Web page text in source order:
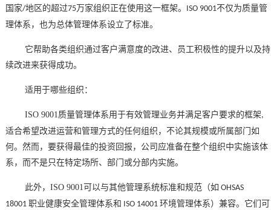
国家/地区的超过75万家组织正在使用这一框架。 ISO 9001不仅为质量管
理体系，也为总体管理体系设立了标准。
它帮助各类组织通过客户满意度的改进、员工积极性的提升以及持
续改进来获得成功。
适用于哪些组织：
ISO 9001质量管理体系用于有效管理业务并满足客户要求的框架,
适合希望改进运营和管理方式的任何组织，不论其规模或所属部门如
何。然而，要获得最佳的投资回报，公司应准备在整个组织中实施该体
系，而不是只在特定场所、部门或分部内实施。
此外， ISO 9001 可以与其他管理系统标准和规范（如 OHSAS
18001 职业健康安全管理体系和 ISO 14001 环境管理体系）兼容。它们可